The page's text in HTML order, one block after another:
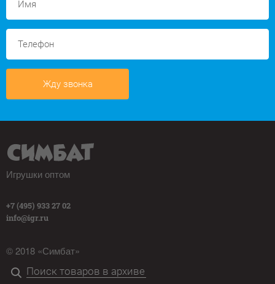
Жду звонка
Игрушки оптом
+7 (495) 933 27 02
info@igr.ru
© 2018 «Симбат»